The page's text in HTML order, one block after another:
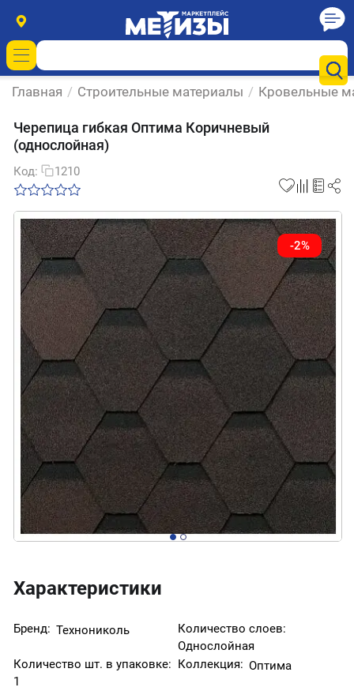
Главная / Строительные материалы / Кровельные
Черепица гибкая Оптима Коричневый
(однослойная)
Код: 1210
-2%
Характеристики
Бренд: Технониколь
Количество слоев:
Однослойная
Количество шт. в упаковке:
1
Коллекция: Оптима